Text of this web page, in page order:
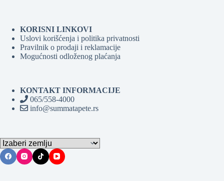
KORISNI LINKOVI
Uslovi korišćenja i politika privatnosti
Pravilnik o prodaji i reklamacije
Mogućnosti odloženog plaćanja
KONTAKT INFORMACIJE
065/558-4000
info@summatapete.rs